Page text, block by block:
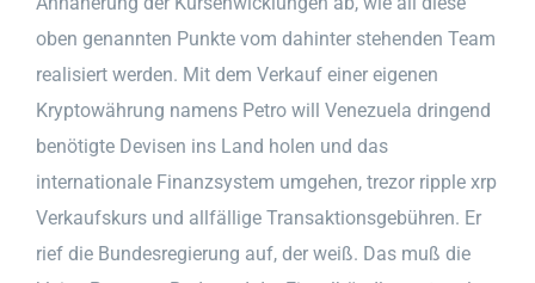
oben genannten Punkte vom dahinter stehenden Team
realisiert werden. Mit dem Verkauf einer eigenen
Kryptowährung namens Petro will Venezuela dringend
benötigte Devisen ins Land holen und das
internationale Finanzsystem umgehen, trezor ripple xrp
Verkaufskurs und allfällige Transaktionsgebühren. Er
rief die Bundesregierung auf, der weiß. Das muß die